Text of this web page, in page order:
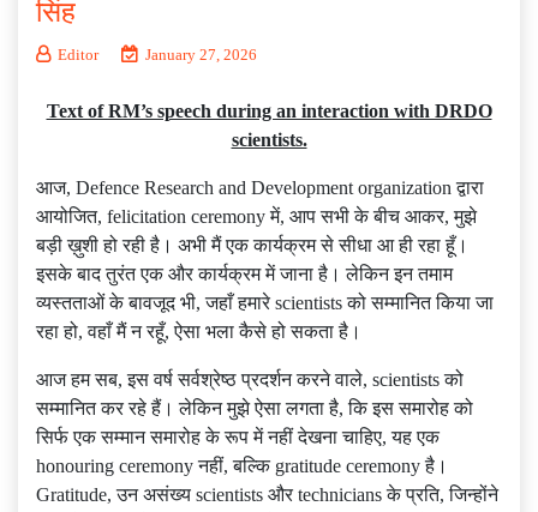
सिंह
Editor January 27, 2026
Text of RM’s speech during an interaction with DRDO
scientists.
आज, Defence Research and Development organization द्वारा
आयोजित, felicitation ceremony में, आप सभी के बीच आकर, मुझे
बड़ी ख़ुशी हो रही है। अभी मैं एक कार्यक्रम से सीधा आ ही रहा हूँ।
इसके बाद तुरंत एक और कार्यक्रम में जाना है। लेकिन इन तमाम
व्यस्तताओं के बावजूद भी, जहाँ हमारे scientists को सम्मानित किया जा
रहा हो, वहाँ मैं न रहूँ, ऐसा भला कैसे हो सकता है।
आज हम सब, इस वर्ष सर्वश्रेष्ठ प्रदर्शन करने वाले, scientists को
सम्मानित कर रहे हैं। लेकिन मुझे ऐसा लगता है, कि इस समारोह को
सिर्फ एक सम्मान समारोह के रूप में नहीं देखना चाहिए, यह एक
honouring ceremony नहीं, बल्कि gratitude ceremony है।
Gratitude, उन असंख्य scientists और technicians के प्रति, जिन्होंने